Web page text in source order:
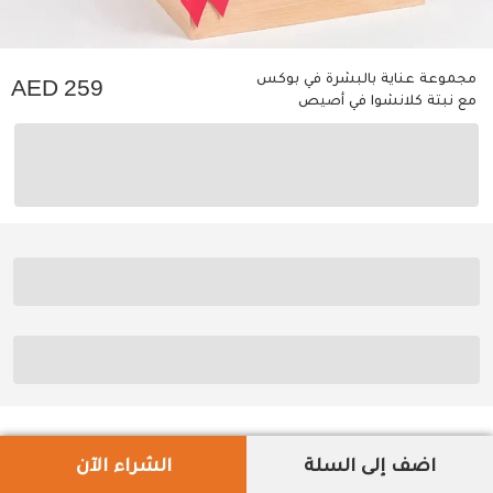
مجموعة عناية بالبشرة في بوكس
مع نبتة كلانشوا في أصيص
259
اضف إلى السلة الشراء الآن